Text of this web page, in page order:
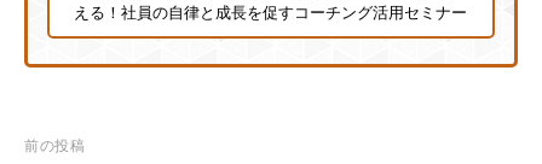
える！社員の自律と成長を促すコーチング活用セミナー
投
前の投稿